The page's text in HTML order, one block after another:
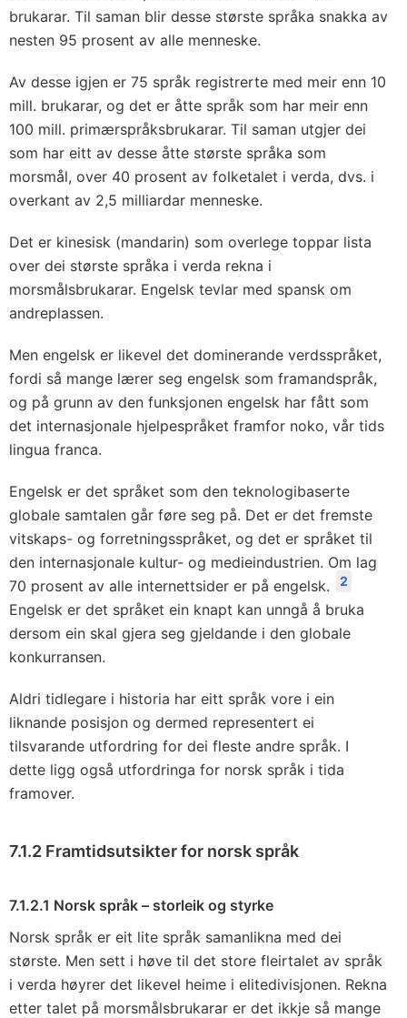
brukarar. Til saman blir desse største språka snakka av
nesten 95 prosent av alle menneske.
Av desse igjen er 75 språk registrerte med meir enn 10
mill. brukarar, og det er åtte språk som har meir enn
100 mill. primærspråksbrukarar. Til saman utgjer dei
som har eitt av desse åtte største språka som
morsmål, over 40 prosent av folketalet i verda, dvs. i
overkant av 2,5 milliardar menneske.
Det er kinesisk (mandarin) som overlege toppar lista
over dei største språka i verda rekna i
morsmålsbrukarar. Engelsk tevlar med spansk om
andreplassen.
Men engelsk er likevel det dominerande verdsspråket,
fordi så mange lærer seg engelsk som framandspråk,
og på grunn av den funksjonen engelsk har fått som
det internasjonale hjelpespråket framfor noko, vår tids
lingua franca.
Engelsk er det språket som den teknologibaserte
globale samtalen går føre seg på. Det er det fremste
vitskaps- og forretningsspråket, og det er språket til
den internasjonale kultur- og medie­industrien. Om lag
70 prosent av alle internettsider er på engelsk.
2
Engelsk er det språket ein knapt kan unngå å bruka
dersom ein skal gjera seg gjeldande i den globale
konkurransen.
Aldri tidlegare i historia har eitt språk vore i ein
liknande posisjon og dermed representert ei
tilsvarande utfordring for dei fleste andre språk. I
dette ligg også utfordringa for norsk språk i tida
framover.
7.1.2 Framtidsutsikter for norsk språk
7.1.2.1 Norsk språk – storleik og styrke
Norsk språk er eit lite språk samanlikna med dei
største. Men sett i høve til det store fleirtalet av språk
i verda høyrer det likevel heime i elitedivisjonen. Rekna
etter talet på morsmålsbrukarar er det ikkje så mange